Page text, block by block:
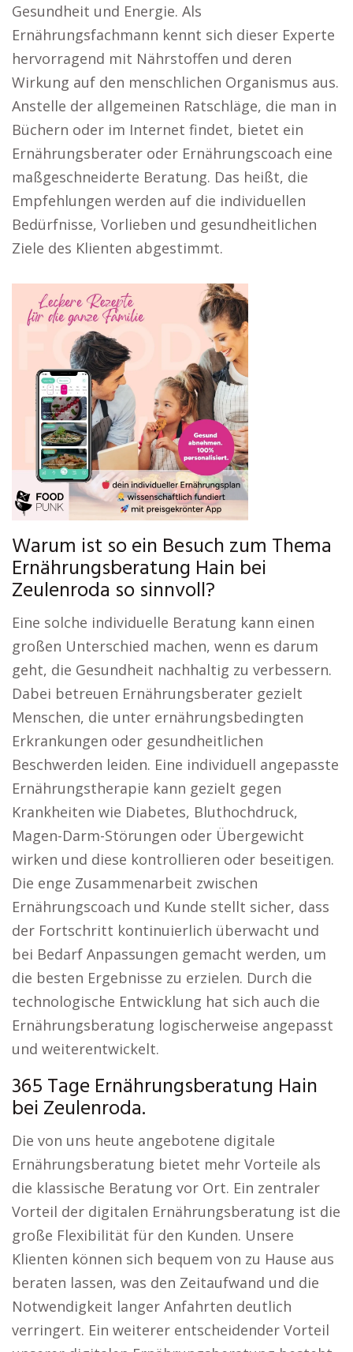
Gesundheit und Energie. Als
Ernährungsfachmann kennt sich dieser Experte
hervorragend mit Nährstoffen und deren
Wirkung auf den menschlichen Organismus aus.
Anstelle der allgemeinen Ratschläge, die man in
Büchern oder im Internet findet, bietet ein
Ernährungsberater oder Ernährungscoach eine
maßgeschneiderte Beratung. Das heißt, die
Empfehlungen werden auf die individuellen
Bedürfnisse, Vorlieben und gesundheitlichen
Ziele des Klienten abgestimmt.
Warum ist so ein Besuch zum Thema
Ernährungsberatung Hain bei
Zeulenroda so sinnvoll?
Eine solche individuelle Beratung kann einen
großen Unterschied machen, wenn es darum
geht, die Gesundheit nachhaltig zu verbessern.
Dabei betreuen Ernährungsberater gezielt
Menschen, die unter ernährungsbedingten
Erkrankungen oder gesundheitlichen
Beschwerden leiden. Eine individuell angepasste
Ernährungstherapie kann gezielt gegen
Krankheiten wie Diabetes, Bluthochdruck,
Magen-Darm-Störungen oder Übergewicht
wirken und diese kontrollieren oder beseitigen.
Die enge Zusammenarbeit zwischen
Ernährungscoach und Kunde stellt sicher, dass
der Fortschritt kontinuierlich überwacht und
bei Bedarf Anpassungen gemacht werden, um
die besten Ergebnisse zu erzielen. Durch die
technologische Entwicklung hat sich auch die
Ernährungsberatung logischerweise angepasst
und weiterentwickelt.
365 Tage Ernährungsberatung Hain
bei Zeulenroda.
Die von uns heute angebotene digitale
Ernährungsberatung bietet mehr Vorteile als
die klassische Beratung vor Ort. Ein zentraler
Vorteil der digitalen Ernährungsberatung ist die
große Flexibilität für den Kunden. Unsere
Klienten können sich bequem von zu Hause aus
beraten lassen, was den Zeitaufwand und die
Notwendigkeit langer Anfahrten deutlich
verringert. Ein weiterer entscheidender Vorteil